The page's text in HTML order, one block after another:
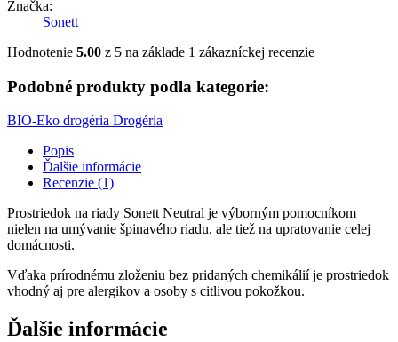
Značka:
Sonett
Hodnotenie 5.00 z 5 na základe 1 zákazníckej recenzie
Podobné produkty podla kategorie:
BIO-Eko drogéria Drogéria
Popis
Ďalšie informácie
Recenzie (1)
Prostriedok na riady Sonett Neutral je výborným pomocníkom
nielen na umývanie špinavého riadu, ale tiež na upratovanie celej
domácnosti.
Vďaka prírodnému zloženiu bez pridaných chemikálií je prostriedok
vhodný aj pre alergikov a osoby s citlivou pokožkou.
Ďalšie informácie